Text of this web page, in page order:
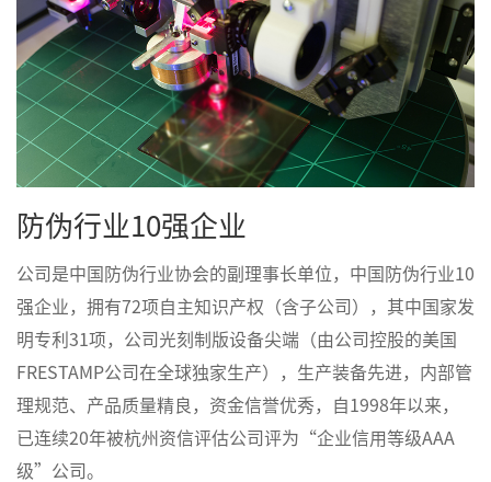
防伪行业10强企业
公司是中国防伪行业协会的副理事长单位，中国防伪行业10
强企业，拥有72项自主知识产权（含子公司），其中国家发
明专利31项，公司光刻制版设备尖端（由公司控股的美国
FRESTAMP公司在全球独家生产），生产装备先进，内部管
理规范、产品质量精良，资金信誉优秀，自1998年以来，
已连续20年被杭州资信评估公司评为“企业信用等级AAA
级”公司。